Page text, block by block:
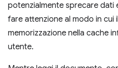
potenzialmente sprecare dati
fare attenzione al modo in cui
memorizzazione nella cache
utente.